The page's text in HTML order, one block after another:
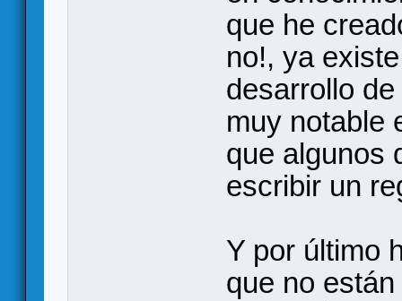
que he
no!, ya
desarrollo
muy notable
que algunos
escribir un
Y por último
que no